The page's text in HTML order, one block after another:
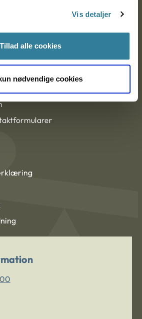
Vis detaljer
Tillad alle cookies
nødvendige cookies
21
00